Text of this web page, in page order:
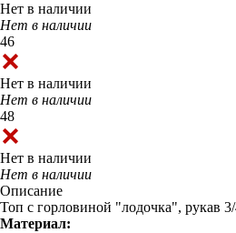
Нет в наличии
Нет в наличии
46
Нет в наличии
Нет в наличии
48
Нет в наличии
Нет в наличии
Описание
Топ с горловиной "лодочка", рукав
Материал: